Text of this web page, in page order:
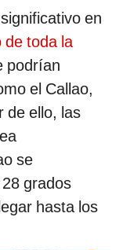
en
de toda la
podrían
el Callao,
de ello, las
se
grados
hasta los